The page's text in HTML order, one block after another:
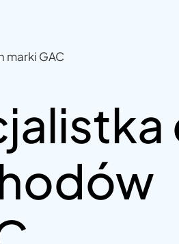
marki GAC